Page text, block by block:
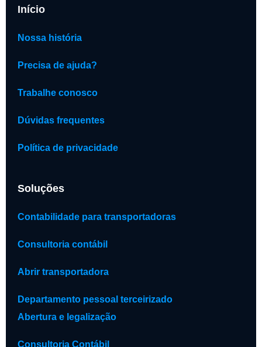
Início
Nossa história
Precisa de ajuda?
Trabalhe conosco
Dúvidas frequentes
Política de privacidade
Soluções
Contabilidade para transportadoras
Consultoria contábil
Abrir transportadora
Departamento pessoal terceirizado
Abertura e legalização
Consultoria Contábil